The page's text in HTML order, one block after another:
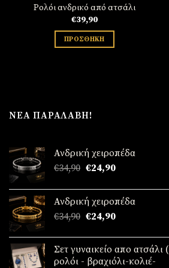
Ρολόι ανδρικό από ατσάλι
€39,90
ΠΡΟΣΘΉΚΗ
ΝΈΑ ΠΑΡΑΛΑΒΉ!
Ανδρική χειροπέδα
€34,90 Original
was:
€34,90.
€24,90Η
τιμή
είναι:
€24,90.
Ανδρική χειροπέδα
€34,90 Original
was:
€34,90.
€24,90Η
τιμή
είναι:
Σετ γυναικείο απο ατσάλι (
ρολόι - βραχιόλι-κολιέ-